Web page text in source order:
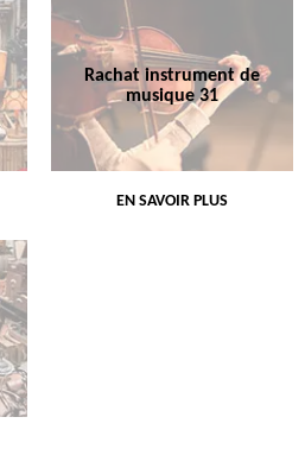
Rachat instrument de
musique 31
EN SAVOIR PLUS